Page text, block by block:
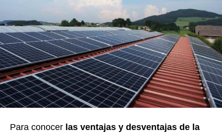
Para conocer las ventajas y desventajas de la